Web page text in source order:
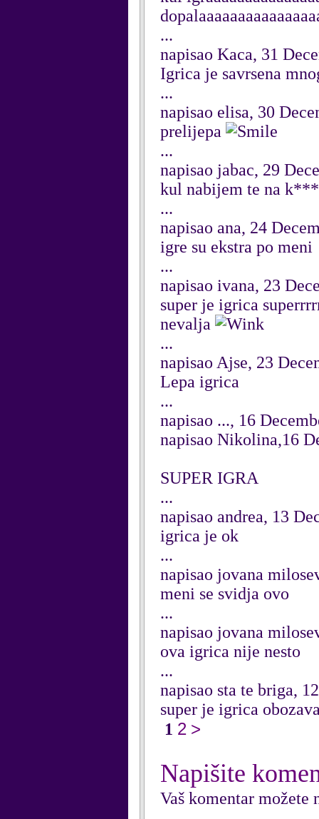
...
napisao Kaca, 31
Igrica je savrsena
...
napisao elisa, 30
prelijepa
...
napisao jabac, 29
kul nabijem te na
...
napisao ana, 24
igre su ekstra po meni
...
napisao ivana, 23
super je igrica
nevalja
...
napisao Ajse, 23
Lepa igrica
...
napisao ..., 16
napisao Nikolina,16
SUPER IGRA
...
napisao andrea, 13
igrica je ok
...
napisao jovana
meni se svidja ovo
...
napisao jovana
ova igrica nije nesto
...
napisao sta te briga,
super je igrica
1 2 >
Napišite
Vaš komentar možete